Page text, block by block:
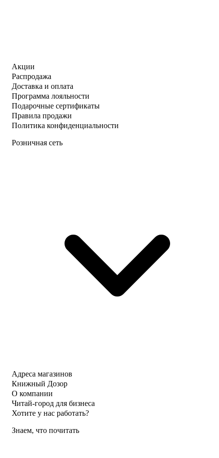
Акции
Распродажа
Доставка и оплата
Программа лояльности
Подарочные сертификаты
Правила продажи
Политика конфиденциальности
Розничная сеть
Адреса магазинов
Книжный Дозор
О компании
Читай-город для бизнеса
Хотите у нас работать?
Знаем, что почитать